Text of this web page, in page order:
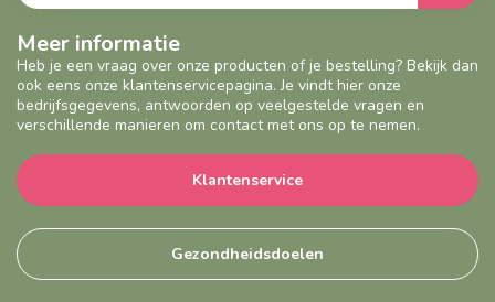
Meer informatie
Heb je een vraag over onze producten of je bestelling? Bekijk dan
ook eens onze klantenservicepagina. Je vindt hier onze
bedrijfsgegevens, antwoorden op veelgestelde vragen en
verschillende manieren om contact met ons op te nemen.
Klantenservice
Gezondheidsdoelen